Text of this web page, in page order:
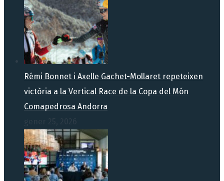
Rémi Bonnet i Axelle Gachet-Mollaret repeteixen
victòria a la Vertical Race de la Copa del Món
Comapedrosa Andorra